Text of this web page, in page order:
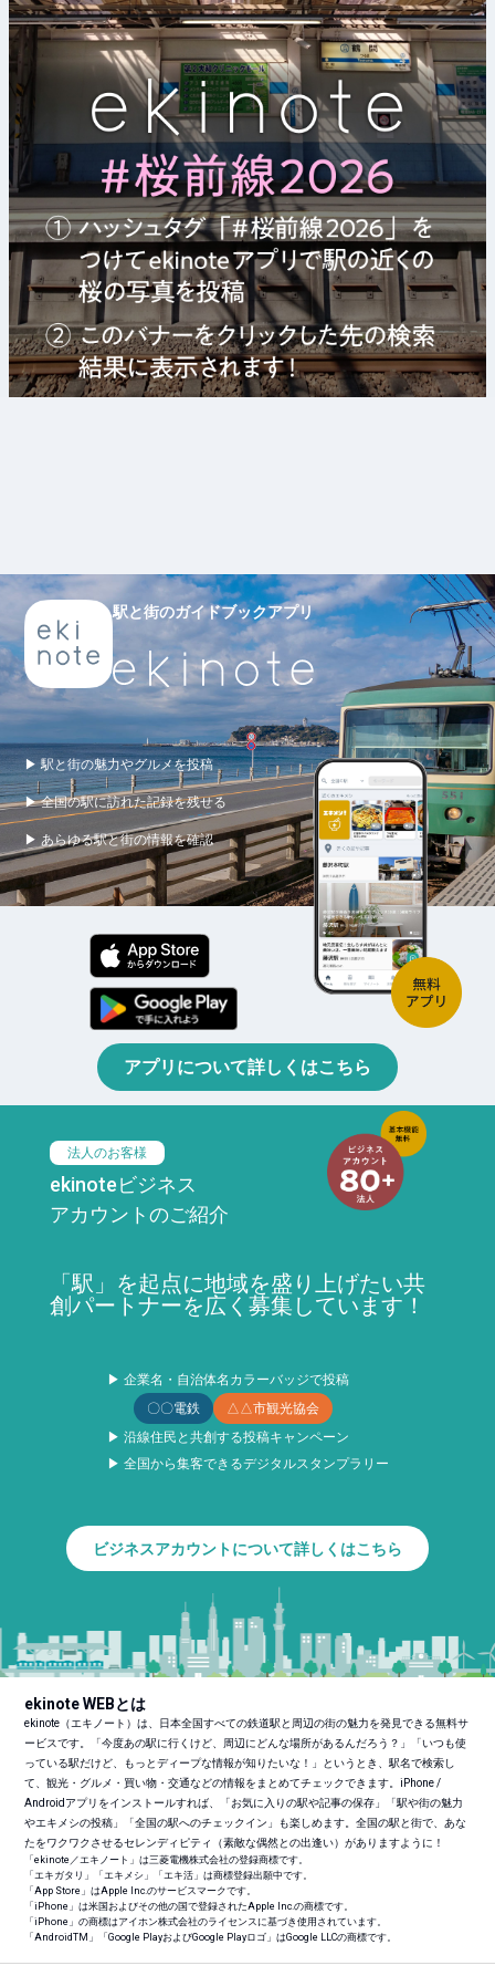
駅と街のガイドブックアプリ
▶ 駅と街の魅力やグルメを投稿
▶ 全国の駅に訪れた記録を残せる
▶ あらゆる駅と街の情報を確認
アプリについて詳しくはこちら
法人のお客様
ekinoteビジネス
アカウントのご紹介
「駅」を起点に地域を盛り上げたい共
創パートナーを広く募集しています！
▶ 企業名・自治体名カラーバッジで投稿
〇〇電鉄
△△市観光協会
▶ 沿線住民と共創する投稿キャンペーン
▶ 全国から集客できるデジタルスタンプラリー
ビジネスアカウントについて詳しくはこちら
ekinote WEBとは
ekinote（エキノート）は、日本全国すべての鉄道駅と周辺の街の魅力を発見できる無料サ
ービスです。「今度あの駅に行くけど、周辺にどんな場所があるんだろう？」「いつも使
っている駅だけど、もっとディープな情報が知りたいな！」というとき、駅名で検索し
て、観光・グルメ・買い物・交通などの情報をまとめてチェックできます。iPhone /
Androidアプリをインストールすれば、「お気に入りの駅や記事の保存」「駅や街の魅力
やエキメシの投稿」「全国の駅へのチェックイン」も楽しめます。全国の駅と街で、あな
たをワクワクさせるセレンディピティ（素敵な偶然との出逢い）がありますように！
「ekinote／エキノート」は三菱電機株式会社の登録商標です。
「エキガタリ」「エキメシ」「エキ活」は商標登録出願中です。
「App Store」はApple Inc.のサービスマークです。
「iPhone」は米国およびその他の国で登録されたApple Inc.の商標です。
「iPhone」の商標はアイホン株式会社のライセンスに基づき使用されています。
「AndroidTM 」「Google PlayおよびGoogle Playロゴ」はGoogle LLCの商標です。